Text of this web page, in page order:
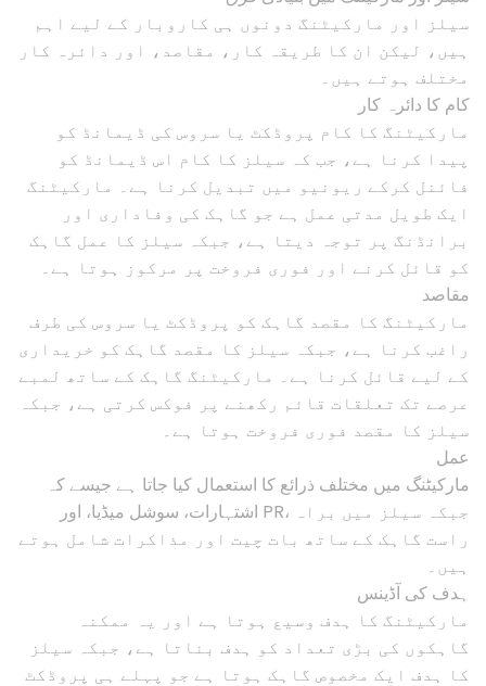
سیلز اور مارکیٹنگ دونوں ہی کاروبار کے لیے اہم
ہیں، لیکن ان کا طریقہ کار، مقاصد، اور دائرہ کار
مختلف ہوتے ہیں۔
کام کا دائرہ کار
مارکیٹنگ کا کام پروڈکٹ یا سروس کی ڈیمانڈ کو
پیدا کرنا ہے، جب کہ سیلز کا کام اس ڈیمانڈ کو
فائنل کرکے ریونیو میں تبدیل کرنا ہے۔ مارکیٹنگ
ایک طویل مدتی عمل ہے جو گاہک کی وفاداری اور
برانڈنگ پر توجہ دیتا ہے، جبکہ سیلز کا عمل گاہک
کو قائل کرنے اور فوری فروخت پر مرکوز ہوتا ہے۔
مقاصد
مارکیٹنگ کا مقصد گاہک کو پروڈکٹ یا سروس کی طرف
راغب کرنا ہے، جبکہ سیلز کا مقصد گاہک کو خریداری
کے لیے قائل کرنا ہے۔ مارکیٹنگ گاہک کے ساتھ لمبے
عرصے تک تعلقات قائم رکھنے پر فوکس کرتی ہے، جبکہ
سیلز کا مقصد فوری فروخت ہوتا ہے۔
عمل
مارکیٹنگ میں مختلف ذرائع کا استعمال کیا جاتا ہے جیسے کہ
اشتہارات، سوشل میڈیا، اور PR، جبکہ سیلز میں براہ
راست گاہک کے ساتھ بات چیت اور مذاکرات شامل ہوتے
ہیں۔
ہدف کی آڈینس
مارکیٹنگ کا ہدف وسیع ہوتا ہے اور یہ ممکنہ
گاہکوں کی بڑی تعداد کو ہدف بناتا ہے، جبکہ سیلز
کا ہدف ایک مخصوص گاہک ہوتا ہے جو پہلے ہی پروڈکٹ